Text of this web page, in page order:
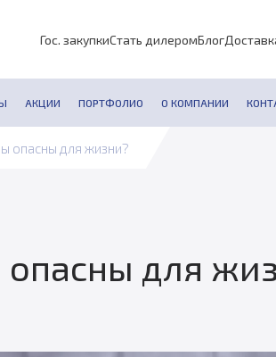
Гос. закупкиСтать дилеромБлог
АКЦИИ ПОРТФОЛИО О КОМПАНИИ
опасны для жизни?
для